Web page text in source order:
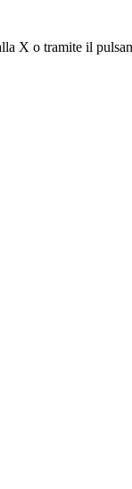
X o tramite il